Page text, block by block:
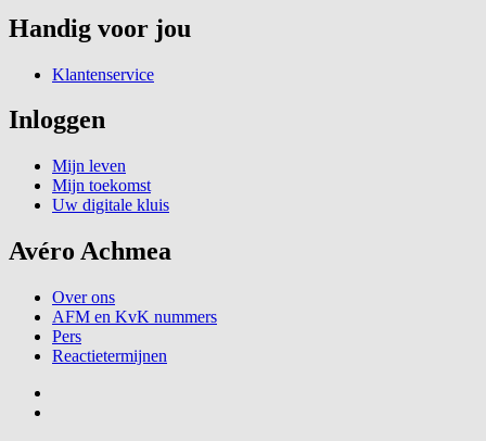
Handig voor jou
Klantenservice
Inloggen
Mijn leven
Mijn toekomst
Uw digitale kluis
Avéro Achmea
Over ons
AFM en KvK nummers
Pers
Reactietermijnen